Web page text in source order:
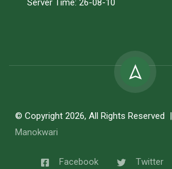
Server Time: 26-08-10
© Copyright 2026, All Rights Reserved |
Manokwari
Facebook Twitter